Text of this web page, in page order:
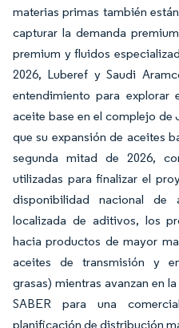
materias primas también
capturar la demanda
premium y fluidos
2026, Luberef y Saudi
entendimiento para explorar
aceite base en el complejo de
que su expansión de aceites
segunda mitad de 2026,
utilizadas para finalizar el
disponibilidad nacional
localizada de aditivos, los
hacia productos de mayor
aceites de transmisión y
grasas) mientras avanzan en
SABER para una
planificación de distribución